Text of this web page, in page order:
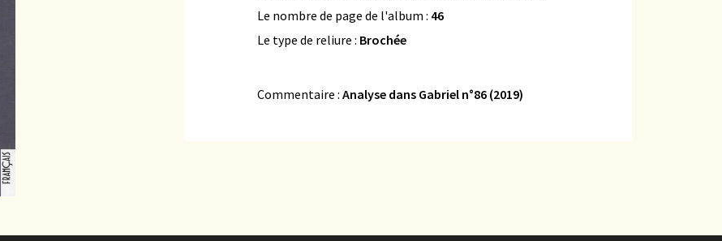
Le nombre de page de l'album : 46
Le type de reliure : Brochée
Commentaire : Analyse dans Gabriel n°86 (2019)